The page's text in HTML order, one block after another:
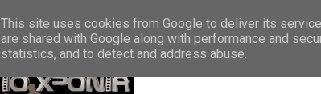
HOME ABOUT US CONTACT SITEMAP
This site uses cookies from Google to deliver its
are shared with Google along with performance and
statistics, and to detect and address abuse.